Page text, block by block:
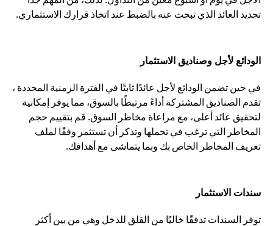
تحديد العائد الذي تبحث عنه بالضبط عند اتخاذ قرارك الاستثماري.
الودائع لأجل وصناديق الاستثمار
في حين تضمن الودائع لأجل عائدًا ثابتًا في الفترة الزمنية المحددة ،
تقدم الصناديق المشتركة أداءً مرتبطًا بالسوق، مما يوفر إمكانية
لتحقيق عائد أعلى، مع مراعاة مخاطر السوق. قم بتقييم حجم
المخاطر التي ترغب في تحملها وتذكر أن تستثمر وفقًا لملف
تعريف المخاطر الخاص بك وبما يتماشى مع أهدافك.
سندات الاستثمار
توفر السندات تدفقًا خاليًا من القلق للدخل وهي من بين أكثر